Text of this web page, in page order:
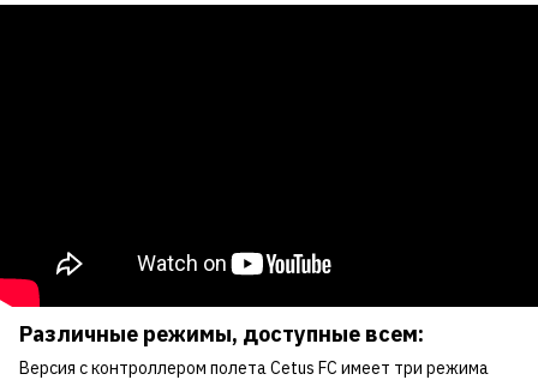
Различные режимы, доступные всем:
Версия с контроллером полета Cetus FC имеет три режима